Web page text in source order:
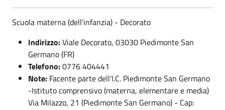
Scuola materna (dell'infanzia) - Decorato
Indirizzo:Viale Decorato, 03030 Piedimonte San
Germano (FR)
Telefono:0776 404441
Note: Facente parte dell'I.C. Piedimonte San Germano
-Istituto comprensivo (materna, elementare e media)
Via Milazzo, 21 (Piedimonte San Germano) - Cap: